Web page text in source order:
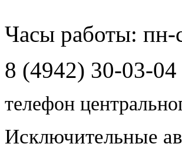
Часы работы: пн-
8 (4942) 30-03-04
телефон
Исключительные